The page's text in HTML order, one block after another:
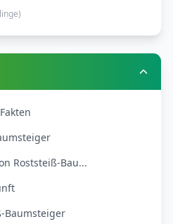
)
Roststeiß-Bau...
Baumsteiger